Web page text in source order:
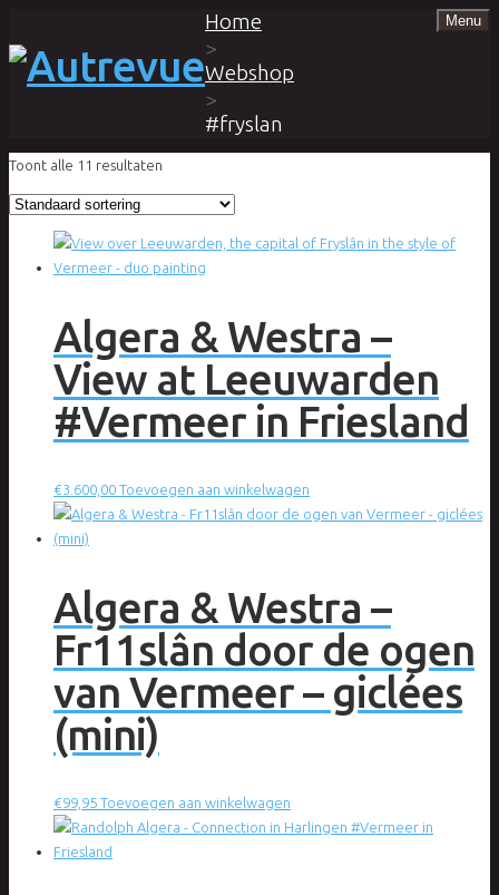
Menu
Home
>
Webshop
>
#fryslan
Toont alle 11 resultaten
Algera & Westra –
View at Leeuwarden
#Vermeer in Friesland
€3.600,00 Toevoegen aan winkelwagen
Algera & Westra –
Fr11slân door de ogen
van Vermeer – giclées
(mini)
€99,95 Toevoegen aan winkelwagen